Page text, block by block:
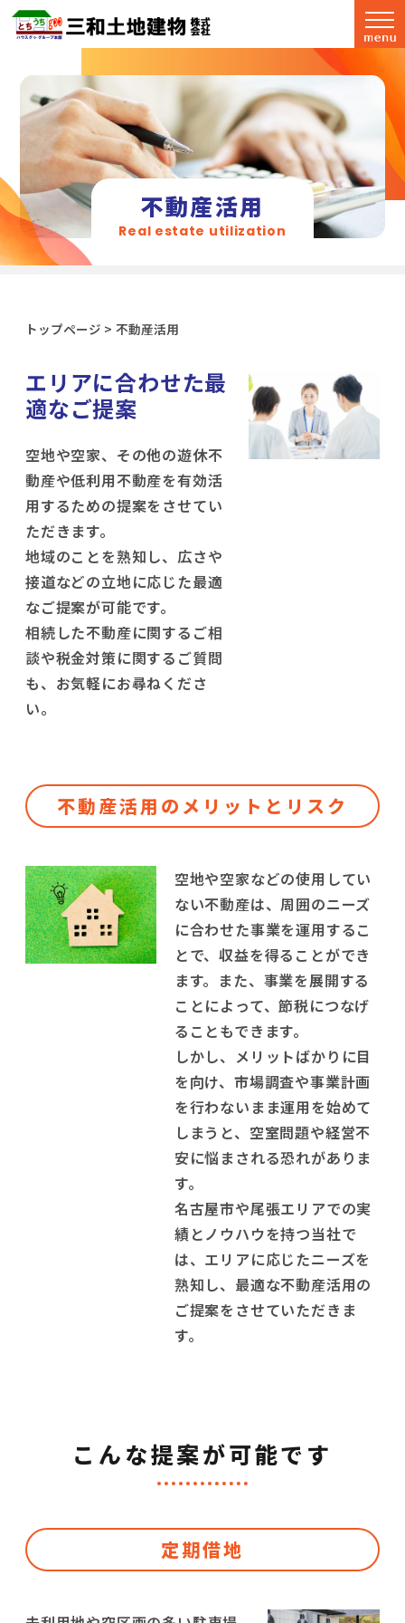
不動産活用
Real estate utilization
トップページ > 不動産活用
エリアに合わせた最
適なご提案
空地や空家、その他の遊休不
動産や低利用不動産を有効活
用するための提案をさせてい
ただきます。
地域のことを熟知し、広さや
接道などの立地に応じた最適
なご提案が可能です。
相続した不動産に関するご相
談や税金対策に関するご質問
も、お気軽にお尋ねくださ
い。
不動産活用のメリットとリスク
空地や空家などの使用してい
ない不動産は、周囲のニーズ
に合わせた事業を運用するこ
とで、収益を得ることができ
ます。また、事業を展開する
ことによって、節税につなげ
ることもできます。
しかし、メリットばかりに目
を向け、市場調査や事業計画
を行わないまま運用を始めて
しまうと、空室問題や経営不
安に悩まされる恐れがありま
す。
名古屋市や尾張エリアでの実
績とノウハウを持つ当社で
は、エリアに応じたニーズを
熟知し、最適な不動産活用の
ご提案をさせていただきま
す。
こんな提案が可能です
定期借地